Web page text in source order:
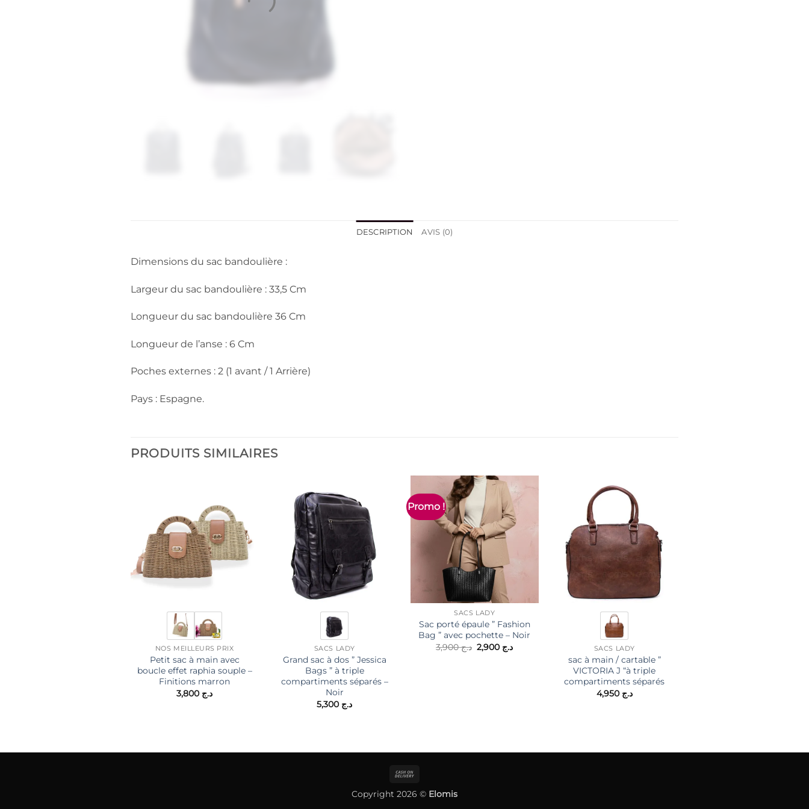
DESCRIPTION AVIS (0)
Dimensions du sac bandoulière :
Largeur du sac bandoulière : 33,5 Cm
Longueur du sac bandoulière 36 Cm
Longueur de l’anse : 6 Cm
Poches externes : 2 (1 avant / 1 Arrière)
Pays : Espagne.
PRODUITS SIMILAIRES
NOS MEILLEURS PRIX
Petit sac à main avec
boucle effet raphia souple –
Finitions marron
د.ج 3,800
SACS LADY
Grand sac à dos ” Jessica
Bags ” à triple
compartiments séparés –
Noir
د.ج 5,300
Promo !
SACS LADY
Sac porté épaule ” Fashion
Bag ” avec pochette – Noir
د.ج3,900 Le
prix
د.ج 2,900 Le SACS LADY
sac à main / cartable ”
VICTORIA J “à triple
compartiments séparés
د.ج 4,950
Delivery
Copyright 2026 © Elomis